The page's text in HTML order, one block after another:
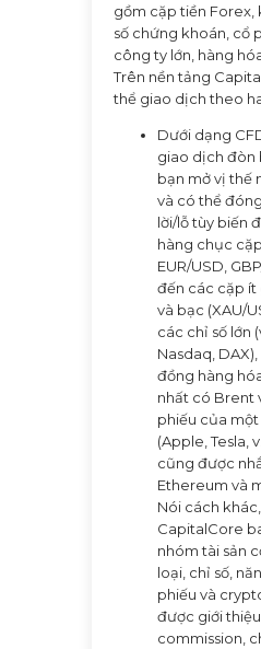
gồm cặp tiền Forex,
số chứng khoán, cổ
công ty lớn, hàng
Trên nền tảng
thể giao dịch theo
Dưới dạng
giao dịch đòn
bạn mở vị thế
và có thể
lời/lỗ tùy biến
hàng chục
EUR/USD,
đến các cặp ít
và bạc (XAU/
các chỉ số lớn
Nasdaq,
đồng hàng
nhất có Brent
phiếu của
(Apple, Tesla,
cũng được
Ethereum và
Nói cách
CapitalCore
nhóm tài sản
loại, chỉ số,
phiếu và
được giới
commission,